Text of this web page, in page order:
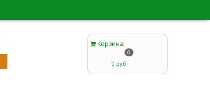
Корзина:
0
0 руб